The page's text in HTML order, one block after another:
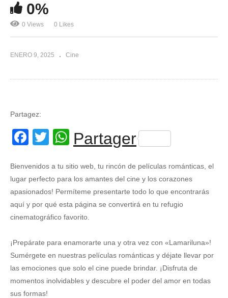
0%
0 Views 0 Likes
ENERO 9, 2025 Cine
Partagez:
Facebook
Twitter
WhatsApp
Partager
Bienvenidos a tu sitio web, tu rincón de películas románticas, el
lugar perfecto para los amantes del cine y los corazones
apasionados! Permíteme presentarte todo lo que encontrarás
aquí y por qué esta página se convertirá en tu refugio
cinematográfico favorito.
¡Prepárate para enamorarte una y otra vez con «Lamariluna»!
Sumérgete en nuestras películas románticas y déjate llevar por
las emociones que solo el cine puede brindar. ¡Disfruta de
momentos inolvidables y descubre el poder del amor en todas
sus formas!